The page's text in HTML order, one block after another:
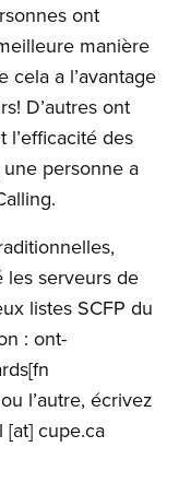
ont
manière
a l’avantage
D’autres ont
des
personne a
les serveurs de
listes SCFP du
: ont-
l’autre, écrivez
[at] cupe.ca